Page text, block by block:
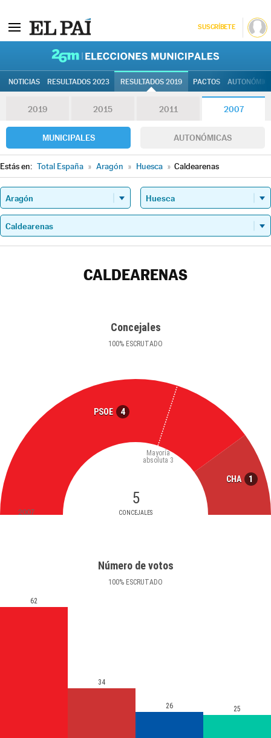
SUSCRÍBETE
NOTICIAS RESULTADOS 2023 RESULTADOS 2019 PACTOS
2019 2015 2011 2007
MUNICIPALES AUTONÓMICAS
Estás en: Total España » Aragón » Huesca » Caldearenas
CALDEARENAS
Concejales
100% ESCRUTADO
PSOE 4
CHA 1
5
CONCEJALES
Mayoría
absoluta 3
2007
Número de votos
100% ESCRUTADO
62
34
26 25